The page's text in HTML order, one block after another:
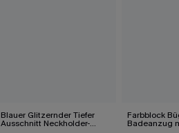
Blauer Glitzernder Tiefer
Ausschnitt Neckholder-
Farbblock
Badeanzug